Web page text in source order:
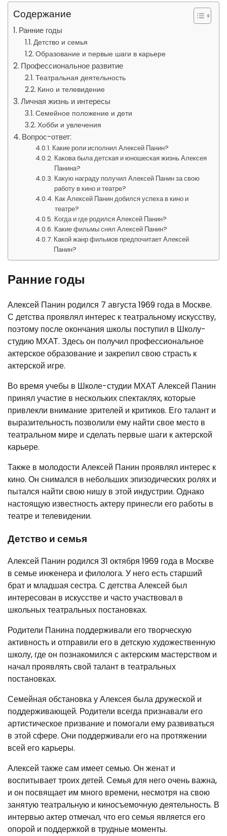
Содержание
Ранние годы
Детство и семья
Образование и первые шаги в карьере
Профессиональное развитие
Театральная деятельность
Кино и телевидение
Личная жизнь и интересы
Семейное положение и дети
Хобби и увлечения
Вопрос-ответ:
Какие роли исполнил Алексей Панин?
Какова была детская и юношеская жизнь Алексея
Панина?
Какую награду получил Алексей Панин за свою
работу в кино и театре?
Как Алексей Панин добился успеха в кино и
театре?
Когда и где родился Алексей Панин?
Какие фильмы снял Алексей Панин?
Какой жанр фильмов предпочитает Алексей
Панин?
Ранние годы
Алексей Панин родился 7 августа 1969 года в Москве.
С детства проявлял интерес к театральному искусству,
поэтому после окончания школы поступил в Школу-
студию МХАТ. Здесь он получил профессиональное
актерское образование и закрепил свою страсть к
актерской игре.
Во время учебы в Школе-студии МХАТ Алексей Панин
принял участие в нескольких спектаклях, которые
привлекли внимание зрителей и критиков. Его талант и
выразительность позволили ему найти свое место в
театральном мире и сделать первые шаги к актерской
карьере.
Также в молодости Алексей Панин проявлял интерес к
кино. Он снимался в небольших эпизодических ролях и
пытался найти свою нишу в этой индустрии. Однако
настоящую известность актеру принесли его работы в
театре и телевидении.
Детство и семья
Алексей Панин родился 31 октября 1969 года в Москве
в семье инженера и филолога. У него есть старший
брат и младшая сестра. С детства Алексей был
интересован в искусстве и часто участвовал в
школьных театральных постановках.
Родители Панина поддерживали его творческую
активность и отправили его в детскую художественную
школу, где он познакомился с актерским мастерством и
начал проявлять свой талант в театральных
постановках.
Семейная обстановка у Алексея была дружеской и
поддерживающей. Родители всегда признавали его
артистическое призвание и помогали ему развиваться
в этой сфере. Они поддерживали его на протяжении
всей его карьеры.
Алексей также сам имеет семью. Он женат и
воспитывает троих детей. Семья для него очень важна,
и он посвящает им много времени, несмотря на свою
занятую театральную и киносъемочную деятельность. В
интервью актер отмечал, что его семья является его
опорой и поддержкой в трудные моменты.